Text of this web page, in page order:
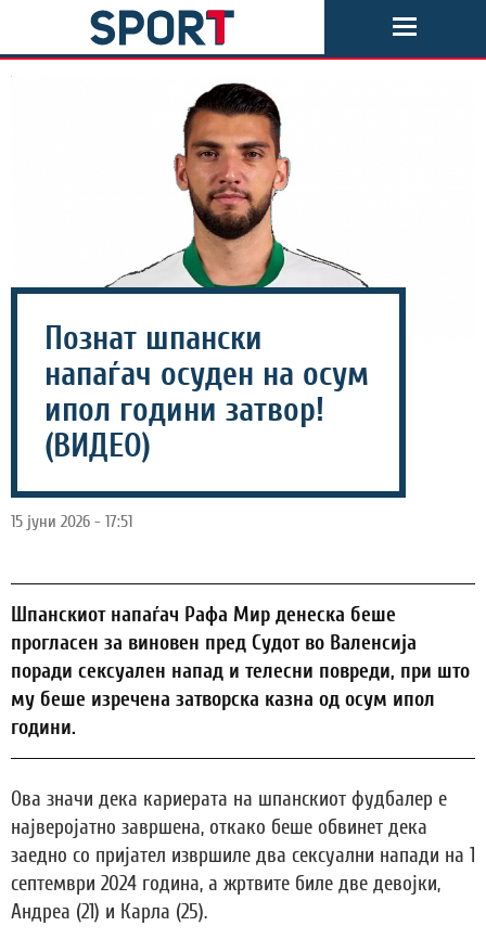
Познат шпански
напаѓач осуден на осум
ипол години затвор!
(ВИДЕО)
15 јуни 2026 - 17:51
Шпанскиот напаѓач Рафа Мир денеска беше
прогласен за виновен пред Судот во Валенсија
поради сексуален напад и телесни повреди, при што
му беше изречена затворска казна од осум ипол
години.
Ова значи дека кариерата на шпанскиот фудбалер е
најверојатно завршена, откако беше обвинет дека
заедно со пријател извршиле два сексуални напади на 1
септември 2024 година, а жртвите биле две девојки,
Андреа (21) и Карла (25).